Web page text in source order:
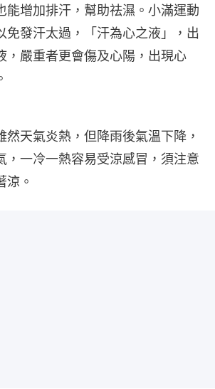
能增加排汗，幫助祛濕。小滿運動
免發汗太過，「汗為心之液」，出
，嚴重者更會傷及心陽，出現心
然天氣炎熱，但降雨後氣溫下降，
，一冷一熱容易受涼感冒，須注意
涼。